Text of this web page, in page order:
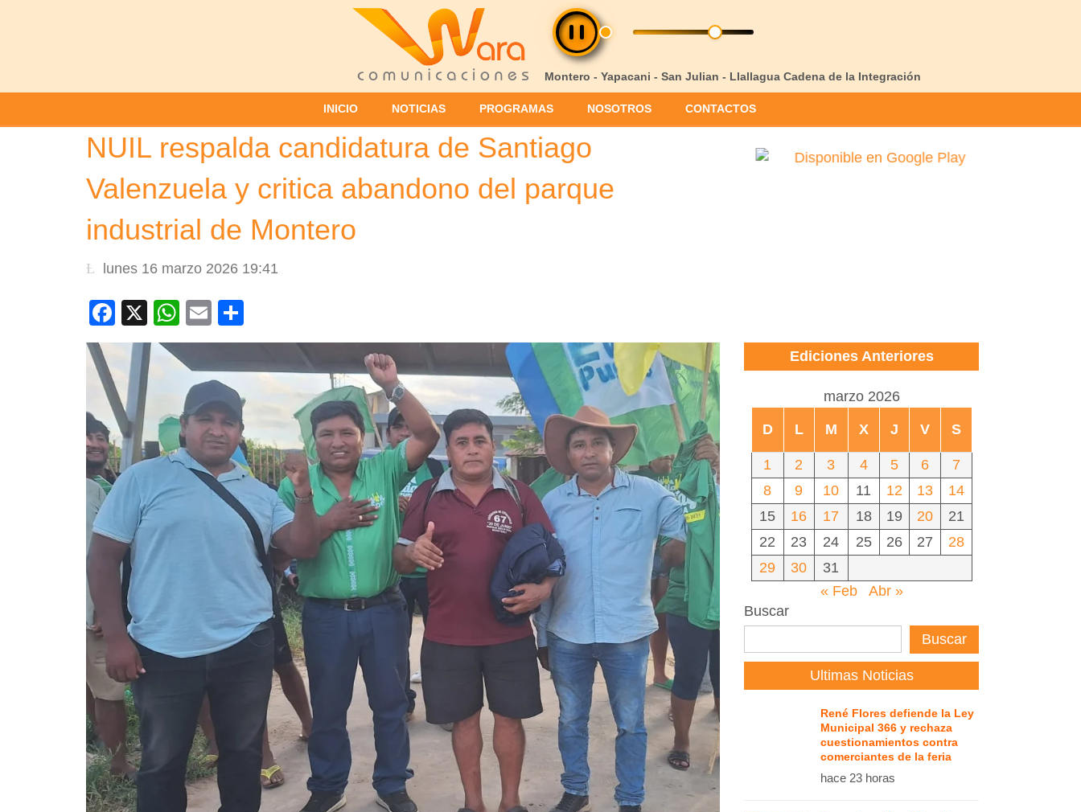
Montero - Yapacani - San Julian - Llallagua Cadena de la Integración
INICIO NOTICIAS PROGRAMAS NOSOTROS CONTACTOS
NUIL respalda candidatura de Santiago
Valenzuela y critica abandono del parque
industrial de Montero
lunes 16 marzo 2026 19:41
Facebook
X WhatsApp
Email
Ediciones Anteriores
marzo 2026
D L M X J V S
1 2 3 4 5 6
7
8
9 10 11 12 13
14
15
16 17 18 19 20
21
22
23 24 25 26 27
28
29
30
31
« Feb
Abr »
Buscar
Buscar
Ultimas Noticias
René Flores defiende la Ley
Municipal 366 y rechaza
cuestionamientos contra
comerciantes de la feria
hace 23 horas